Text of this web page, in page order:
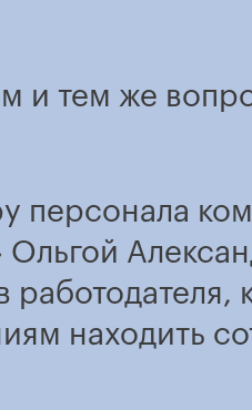
и тем же
персонала
находить